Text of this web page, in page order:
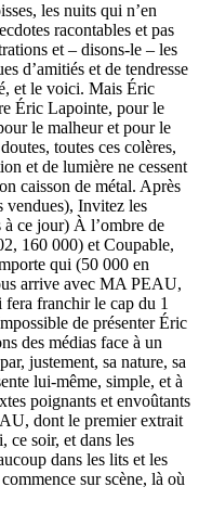
les nuits qui n’en
racontables et pas
et – disons-le – les
d’amitiés et de tendresse
et le voici. Mais Éric
Éric Lapointe, pour le
le malheur et pour le
toutes ces colères,
et de lumière ne cessent
caisson de métal. Après
vendues), Invitez les
ce jour) À l’ombre de
160 000) et Coupable,
qui (50 000 en
arrive avec MA PEAU,
franchir le cap du 1
de présenter Éric
des médias face à un
justement, sa nature, sa
lui-même, simple, et à
poignants et envoûtants
dont le premier extrait
soir, et dans les
dans les lits et les
sur scène, là où